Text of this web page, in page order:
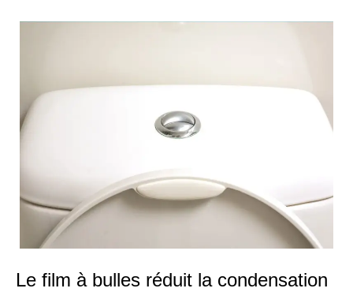
Le film à bulles réduit la condensation